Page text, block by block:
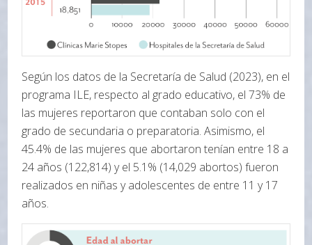
Según los datos de la Secretaría de Salud (2023), en el
programa ILE, respecto al grado educativo, el 73% de
las mujeres reportaron que contaban solo con el
grado de secundaria o preparatoria. Asimismo, el
45.4% de las mujeres que abortaron tenían entre 18 a
24 años (122,814) y el 5.1% (14,029 abortos) fueron
realizados en niñas y adolescentes de entre 11 y 17
años.